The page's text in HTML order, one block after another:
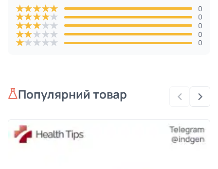
★★★★★ 0
★★★★★ 0
★★★★★ 0
★★★★★ 0
★★★★★ 0
Популярний товар